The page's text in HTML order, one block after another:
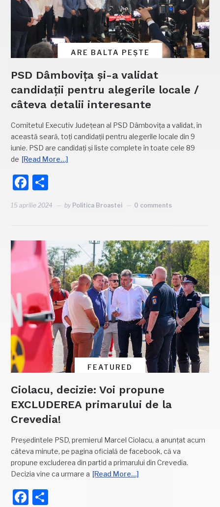
ARE BALTA PEȘTE
PSD Dâmbovița și-a validat
candidații pentru alegerile locale /
câteva detalii interesante
Comitetul Executiv Județean al PSD Dâmbovița a validat, în
această seară, toți candidații pentru alegerile locale din 9
iunie. PSD are candidați și liste complete în toate cele 89
de [Read More…]
Facebook
15 aprilie 2024 by Politica Broastei 0 comments
FEATURED
Ciolacu, decizie: Voi propune
EXCLUDEREA primarului de la
Crevedia!
Președintele PSD, premierul Marcel Ciolacu, a anunțat acum
câteva minute, pe pagina oficială de facebook, că va
propune excluderea din partid a primarului din Crevedia.
Decizia vine ca urmare a [Read More…]
Facebook